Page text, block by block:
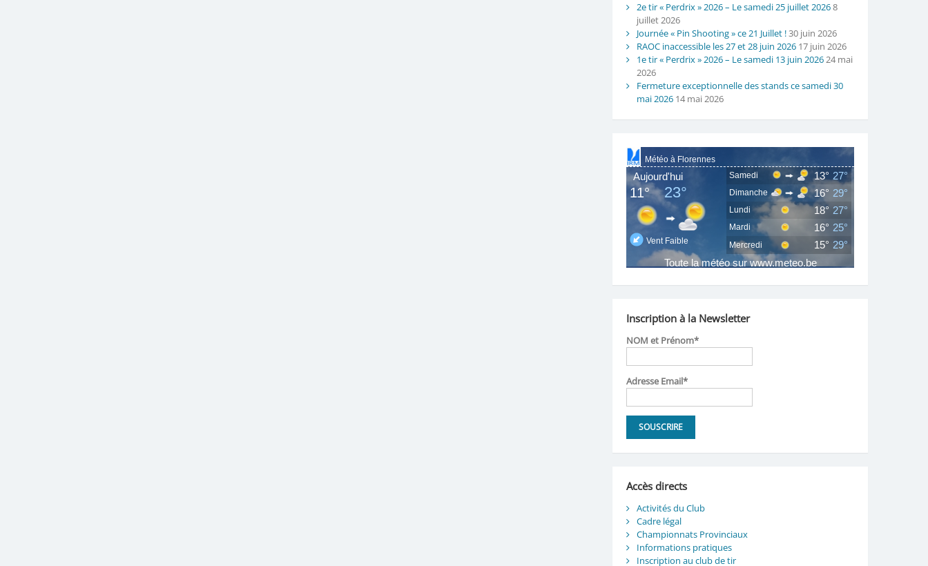
2e tir « Perdrix » 2026 – Le samedi 25 juillet 20268
juillet 2026
Journée « Pin Shooting » ce 21 Juillet !30 juin 2026
RAOC inaccessible les 27 et 28 juin 2026 17 juin 2026
1e tir « Perdrix » 2026 – Le samedi 13 juin 202624 mai
2026
Fermeture exceptionnelle des stands ce samedi 30
mai 2026 14 mai 2026
Inscription à la Newsletter
NOM et Prénom*
Adresse Email*
Accès directs
Activités du Club
Cadre légal
Championnats Provinciaux
Informations pratiques
Inscription au club de tir